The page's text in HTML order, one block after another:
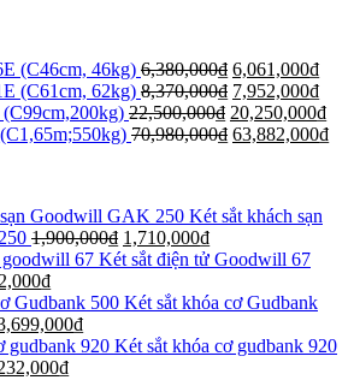
(C46cm, 46kg) 6,380,000₫ 6,061,000₫
(C61cm, 62kg) 8,370,000₫ 7,952,000₫
22,500,000₫ 20,250,000₫
70,980,000₫ 63,882,000₫
Két sắt khách sạn
1,900,000₫ 1,710,000₫
Két sắt điện tử Goodwill 67
₫
Két sắt khóa cơ Gudbank
₫
Két sắt khóa cơ gudbank 920
₫